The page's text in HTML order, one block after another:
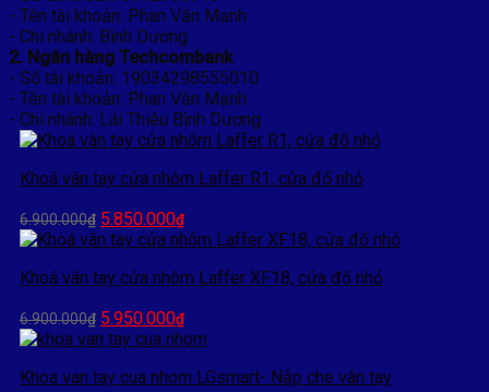
- Tên tài khoản: Phan Văn Mạnh
- Chi nhánh: Bình Dương
2. Ngân hàng Techcombank
- Số tài khoản: 19034298555010
- Tên tài khoản: Phan Văn Mạnh
- Chi nhánh: Lái Thiêu Bình Dương
Khoá vân tay cửa nhôm Laffer R1, cửa đố nhỏ
6.900.000₫ Giá
gốc
6.900.000₫.
5.850.000₫Giá
hiện
là:
Khoá vân tay cửa nhôm Laffer XF18, cửa đố nhỏ
6.900.000₫ Giá
gốc
6.900.000₫.
5.950.000₫Giá
hiện
là:
Khoa van tay cua nhom LGsmart- Nắp che vân tay